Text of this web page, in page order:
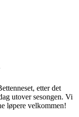
etter det
utover sesongen. Vi
løpere velkommen!